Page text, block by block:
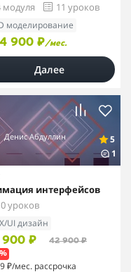
модуля
11 уроков
моделирование
900 ₽/мес.
Далее
Денис Абдуллин
5
1
интерфейсов
уроков
UI дизайн
900 ₽ 42 900 ₽
₽/мес. рассрочка